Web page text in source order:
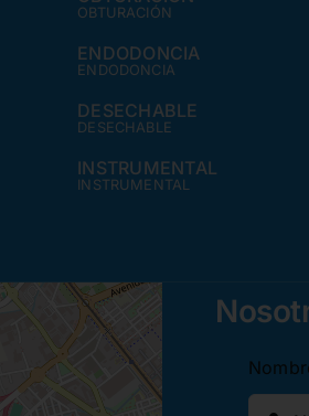
OBTURACIÓN
ENDODONCIA
ENDODONCIA
DESECHABLE
DESECHABLE
INSTRUMENTAL
INSTRUMENTAL